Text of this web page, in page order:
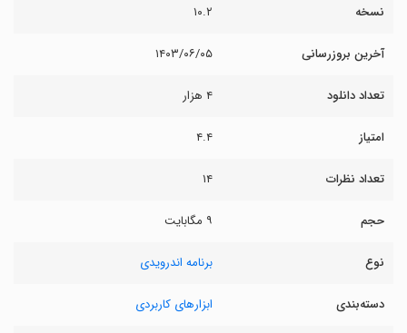
نسخه ۱۰.۲
آخرین بروزرسانی ۱۴۰۳/۰۶/۰۵
تعداد دانلود ۴ هزار
امتیاز ۴.۴
تعداد نظرات ۱۴
حجم ۹ مگابایت
نوع برنامه اندرویدی
دسته‌بندی ابزارهای کاربردی